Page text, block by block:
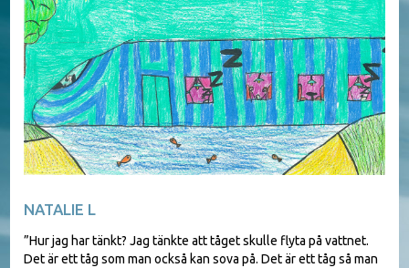
NATALIE L
”Hur jag har tänkt? Jag tänkte att tåget skulle flyta på vattnet.
Det är ett tåg som man också kan sova på. Det är ett tåg så man